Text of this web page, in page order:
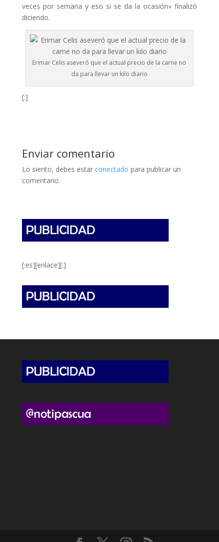
veces por semana y eso si se da la ocasión» finalizó
diciendo.
Erimar Celis aseveró que el actual precio de la carne no
da para llevar un kilo diario
[:]
Enviar comentario
Lo siento, debes estar conectado para publicar un
comentario.
[:es][enlace][:]